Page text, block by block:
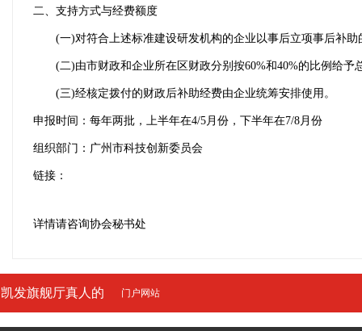
二、支持方式与经费额度
(一)对符合上述标准建设研发机构的企业以事后立项事后补助
(二)由市财政和企业所在区财政分别按60%和40%的比例给予
(三)经核定拨付的财政后补助经费由企业统筹安排使用。
申报时间：每年两批，上半年在4/5月份，下半年在7/8月份
组织部门： 广州市科技创新委员会
链接：
详情请咨询协会秘书处
凯发旗舰厅真人的 门户网站